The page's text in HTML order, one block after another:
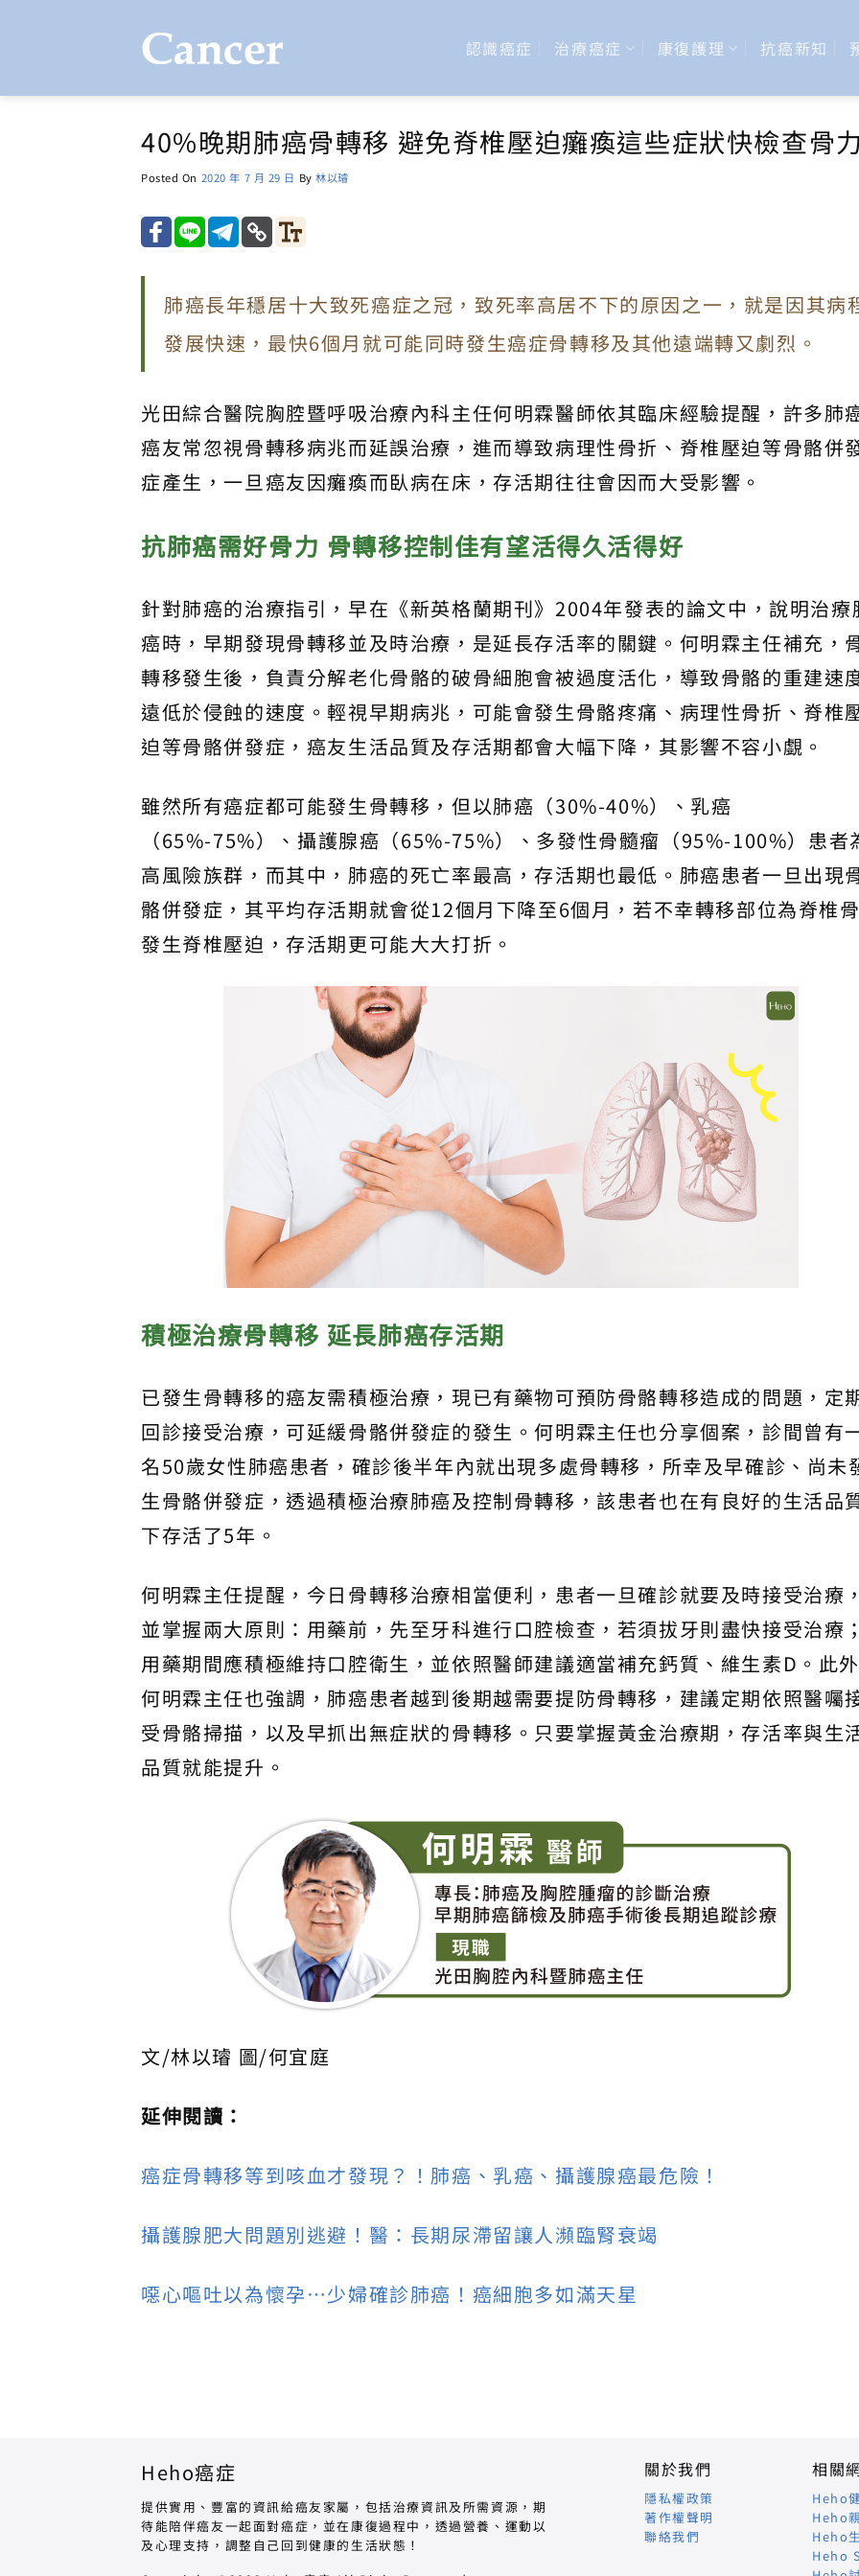
認識癌症 治療癌症 康復護理 抗癌新知
40%晚期肺癌骨轉移 避免脊椎壓迫癱瘓這些症狀快檢查骨
Posted On 2020 年 7 月 29 日 By林以璿
肺癌長年穩居十大致死癌症之冠，致死率高居不下的原因之一，就是因其病
發展快速，最快6個月就可能同時發生癌症骨轉移及其他遠端轉又劇烈。
光田綜合醫院胸腔暨呼吸治療內科主任何明霖醫師依其臨床經驗提醒，許多肺
癌友常忽視骨轉移病兆而延誤治療，進而導致病理性骨折、脊椎壓迫等骨骼併
症產生，一旦癌友因癱瘓而臥病在床，存活期往往會因而大受影響。
抗肺癌需好骨力 骨轉移控制佳有望活得久活得好
針對肺癌的治療指引，早在《新英格蘭期刊》2004年發表的論文中，說明治療
癌時，早期發現骨轉移並及時治療，是延長存活率的關鍵。何明霖主任補充，
轉移發生後，負責分解老化骨骼的破骨細胞會被過度活化，導致骨骼的重建速
遠低於侵蝕的速度。輕視早期病兆，可能會發生骨骼疼痛、病理性骨折、脊椎
迫等骨骼併發症，癌友生活品質及存活期都會大幅下降，其影響不容小覷。
雖然所有癌症都可能發生骨轉移，但以肺癌（30%-40%）、乳癌
（65%-75%）、攝護腺癌（65%-75%）、多發性骨髓瘤（95%-100%）患者
高風險族群，而其中，肺癌的死亡率最高，存活期也最低。肺癌患者一旦出現
骼併發症，其平均存活期就會從12個月下降至6個月，若不幸轉移部位為脊椎
發生脊椎壓迫，存活期更可能大大打折。
積極治療骨轉移 延長肺癌存活期
已發生骨轉移的癌友需積極治療，現已有藥物可預防骨骼轉移造成的問題，定
回診接受治療，可延緩骨骼併發症的發生。何明霖主任也分享個案，診間曾有
名50歲女性肺癌患者，確診後半年內就出現多處骨轉移，所幸及早確診、尚未
生骨骼併發症，透過積極治療肺癌及控制骨轉移，該患者也在有良好的生活品
下存活了5年。
何明霖主任提醒，今日骨轉移治療相當便利，患者一旦確診就要及時接受治療
並掌握兩大原則：用藥前，先至牙科進行口腔檢查，若須拔牙則盡快接受治療
用藥期間應積極維持口腔衛生，並依照醫師建議適當補充鈣質、維生素D。此
何明霖主任也強調，肺癌患者越到後期越需要提防骨轉移，建議定期依照醫囑
受骨骼掃描，以及早抓出無症狀的骨轉移。只要掌握黃金治療期，存活率與生
品質就能提升。
文/林以璿 圖/何宜庭
延伸閱讀：
癌症骨轉移等到咳血才發現？！肺癌、乳癌、攝護腺癌最危險！
攝護腺肥大問題別逃避！醫：長期尿滯留讓人瀕臨腎衰竭
噁心嘔吐以為懷孕…少婦確診肺癌！癌細胞多如滿天星
Heho癌症
提供實用、豐富的資訊給癌友家屬，包括治療資訊及所需資源，期
待能陪伴癌友一起面對癌症，並在康復過程中，透過營養、運動以
及心理支持，調整自己回到健康的生活狀態！
關於我們
隱私權政策
著作權聲明
聯絡我們
相關
Heho
Heho
Heho
Heho